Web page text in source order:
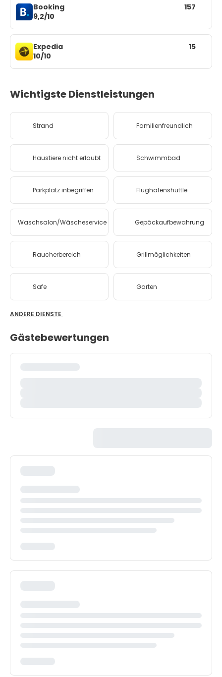
Booking
9,2/10
157
Expedia
10/10
15
Wichtigste Dienstleistungen
Strand Familienfreundlich
Haustiere nicht erlaubt Schwimmbad
Parkplatz inbegriffen Flughafenshuttle
Waschsalon/Wäscheservice Gepäckaufbewahrung
Raucherbereich Grillmöglichkeiten
Safe Garten
ANDERE DIENSTE
Gästebewertungen